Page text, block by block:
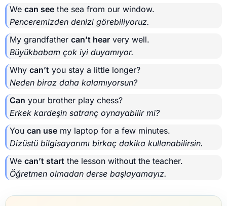
We can see the sea from our window.
Penceremizden denizi görebiliyoruz.
My grandfather can’t hear very well.
Büyükbabam çok iyi duyamıyor.
Why can’t you stay a little longer?
Neden biraz daha kalamıyorsun?
Can your brother play chess?
Erkek kardeşin satranç oynayabilir mi?
You can use my laptop for a few minutes.
Dizüstü bilgisayarımı birkaç dakika kullanabilirsin.
We can’t start the lesson without the teacher.
Öğretmen olmadan derse başlayamayız.